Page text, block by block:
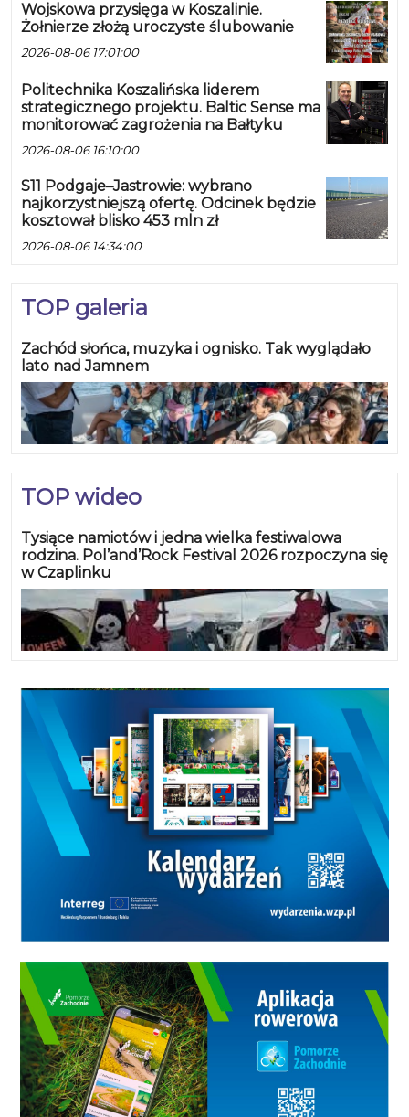
Wojskowa przysięga w Koszalinie.
Żołnierze złożą uroczyste ślubowanie
2026-08-06 17:01:00
Politechnika Koszalińska liderem
strategicznego projektu. Baltic Sense ma
monitorować zagrożenia na Bałtyku
2026-08-06 16:10:00
S11 Podgaje–Jastrowie: wybrano
najkorzystniejszą ofertę. Odcinek będzie
kosztował blisko 453 mln zł
2026-08-06 14:34:00
TOP galeria
Zachód słońca, muzyka i ognisko. Tak wyglądało
lato nad Jamnem
TOP wideo
Tysiące namiotów i jedna wielka festiwalowa
rodzina. Pol’and’Rock Festival 2026 rozpoczyna się
w Czaplinku